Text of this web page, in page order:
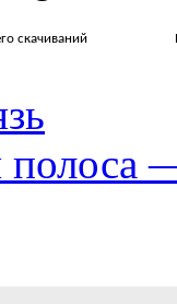
скачиваний
полоса